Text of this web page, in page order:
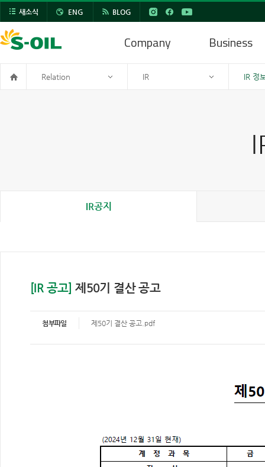
새소식 ENG BLOG
Company Business
Relation IR IR 정
IR공지
[IR 공고] 제50기 결산 공고
첨부파일 제50기 결산 공고.pdf